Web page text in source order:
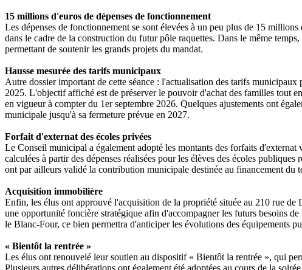
15 millions d'euros de dépenses de fonctionnement
Les dépenses de fonctionnement se sont élevées à un peu plus de 15
dans le cadre de la construction du futur pôle raquettes. Dans le même
permettant de soutenir les grands projets du mandat.
Hausse mesurée des tarifs municipaux
Autre dossier important de cette séance : l'actualisation des tarifs
2025. L'objectif affiché est de préserver le pouvoir d'achat des familles tout
en vigueur à compter du 1er septembre 2026. Quelques ajustements ont
municipale jusqu'à sa fermeture prévue en 2027.
Forfait d'externat des écoles privées
Le Conseil municipal a également adopté les montants des forfaits
calculées à partir des dépenses réalisées pour les élèves des écoles
ont par ailleurs validé la contribution municipale destinée au financement du
Acquisition immobilière
Enfin, les élus ont approuvé l'acquisition de la propriété située au 210 rue
une opportunité foncière stratégique afin d'accompagner les futurs besoins
le Blanc-Four, ce bien permettra d'anticiper les évolutions des équipements
« Bientôt la rentrée »
Les élus ont renouvelé leur soutien au dispositif « Bientôt la rentrée », qui
Plusieurs autres délibérations ont également été adoptées au cours de la